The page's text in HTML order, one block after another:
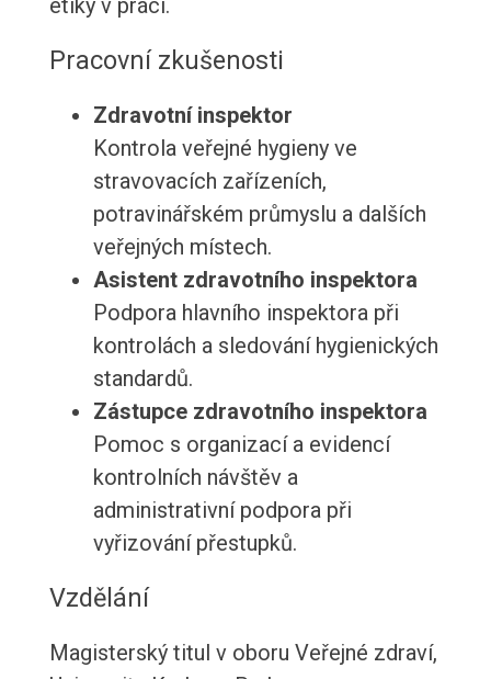
etiky v práci.
Pracovní zkušenosti
Zdravotní inspektor
Kontrola veřejné hygieny ve
stravovacích zařízeních,
potravinářském průmyslu a dalších
veřejných místech.
Asistent zdravotního inspektora
Podpora hlavního inspektora při
kontrolách a sledování hygienických
standardů.
Zástupce zdravotního inspektora
Pomoc s organizací a evidencí
kontrolních návštěv a
administrativní podpora při
vyřizování přestupků.
Vzdělání
Magisterský titul v oboru Veřejné zdraví,